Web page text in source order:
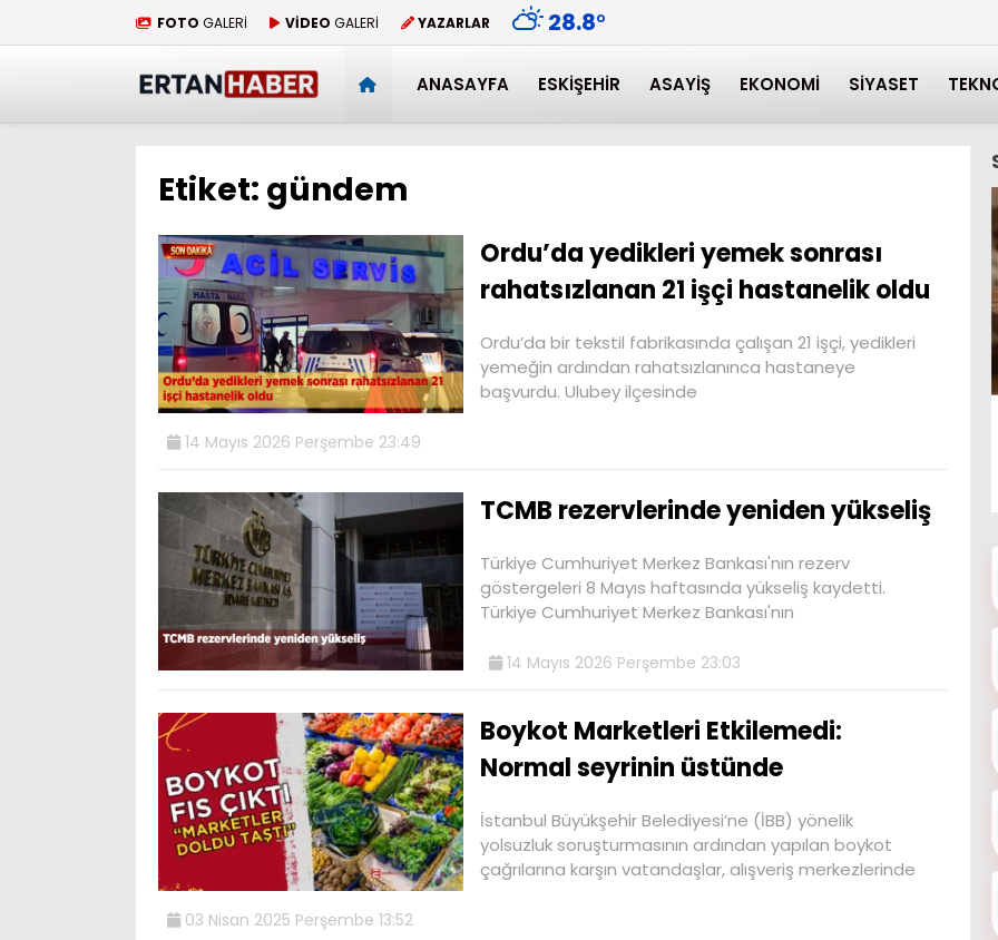
FOTO GALERİ VİDEO GALERİ YAZARLAR 28.8°
ANASAYFA ESKIŞEHIR ASAYIŞ EKONOMI SIYASET
Etiket: gündem
Ordu’da yedikleri yemek sonrası
rahatsızlanan 21 işçi hastanelik oldu
Ordu’da bir tekstil fabrikasında çalışan 21 işçi, yedikleri
yemeğin ardından rahatsızlanınca hastaneye
başvurdu. Ulubey ilçesinde
14 Mayıs 2026 Perşembe 23:49
TCMB rezervlerinde yeniden yükseliş
Türkiye Cumhuriyet Merkez Bankası'nın rezerv
göstergeleri 8 Mayıs haftasında yükseliş kaydetti.
Türkiye Cumhuriyet Merkez Bankası'nın
14 Mayıs 2026 Perşembe 23:03
Boykot Marketleri Etkilemedi:
Normal seyrinin üstünde
İstanbul Büyükşehir Belediyesi’ne (İBB) yönelik
yolsuzluk soruşturmasının ardından yapılan boykot
çağrılarına karşın vatandaşlar, alışveriş merkezlerinde
03 Nisan 2025 Perşembe 13:52